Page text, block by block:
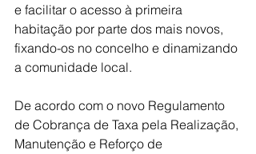
e facilitar o acesso à primeira
habitação por parte dos mais novos,
fixando-os no concelho e dinamizando
a comunidade local.
De acordo com o novo Regulamento
de Cobrança de Taxa pela Realização,
Manutenção e Reforço de